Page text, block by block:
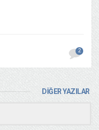
2
DİĞER YAZILAR